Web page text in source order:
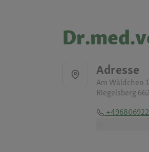
Adresse
Am Wäldchen
Riegelsberg